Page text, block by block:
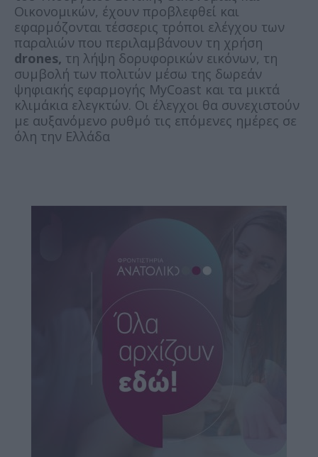
Οικονομικών, έχουν προβλεφθεί και
εφαρμόζονται τέσσερις τρόποι ελέγχου των
παραλιών που περιλαμβάνουν τη χρήση
drones, τη λήψη δορυφορικών εικόνων, τη
συμβολή των πολιτών μέσω της δωρεάν
ψηφιακής εφαρμογής MyCoast και τα μικτά
κλιμάκια ελεγκτών. Οι έλεγχοι θα συνεχιστούν
με αυξανόμενο ρυθμό τις επόμενες ημέρες σε
όλη την Ελλάδα